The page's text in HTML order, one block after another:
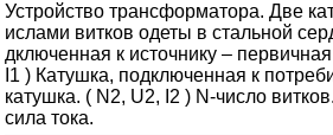
Устройство трансформатора. Две
ислами витков одеты в стальной
дключенная к источнику –
I1 ) Катушка, подключенная к
катушка. ( N2, U2, I2 ) N-число
сила тока.